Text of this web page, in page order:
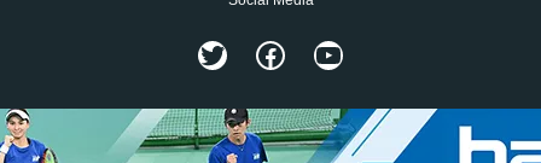
TwitterFacebook
YouTube